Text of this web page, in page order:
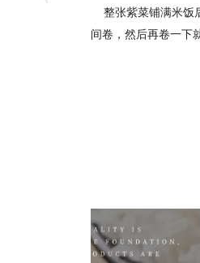
整张紫菜铺满米饭
间卷，然后再卷一下